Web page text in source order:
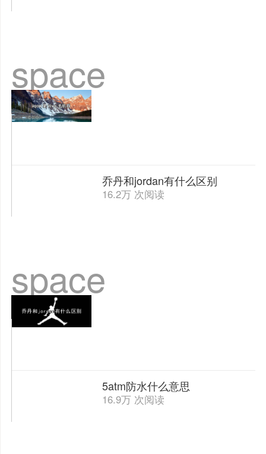
space
space
乔丹和jordan有什么区别
16.2万 次阅读
5atm防水什么意思
16.9万 次阅读